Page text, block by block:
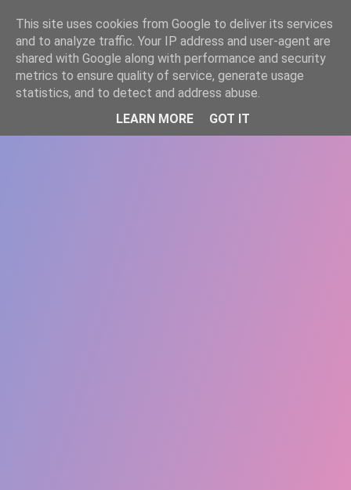
WWW.GAZISTI.RO
This site uses cookies from Google to deliver its services
and to analyze traffic. Your IP address and user-agent are
shared with Google along with performance and security
metrics to ensure quality of service, generate usage
statistics, and to detect and address abuse.
LEARN MORE
GOT IT